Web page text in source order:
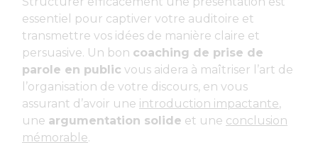
essentiel pour captiver votre auditoire et
transmettre vos idées de manière claire et
persuasive. Un bon coaching de prise de
parole en public vous aidera à maîtriser l’art de
l’organisation de votre discours, en vous
assurant d’avoir une introduction impactante,
une argumentation solide et une conclusion
mémorable.